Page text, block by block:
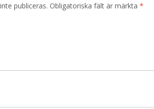
publiceras. Obligatoriska fält är märkta *